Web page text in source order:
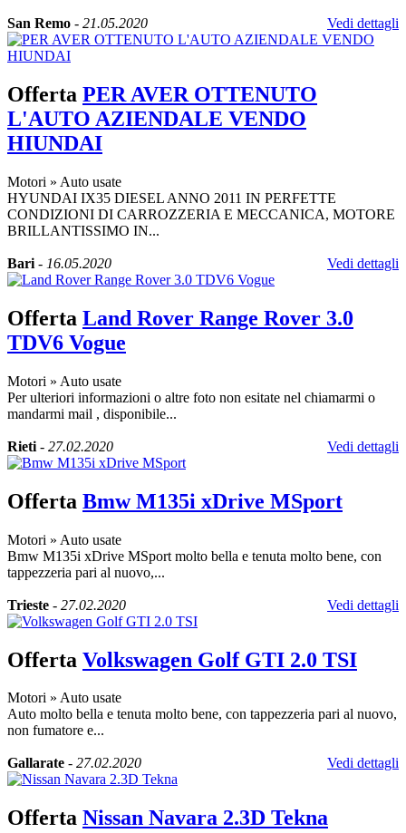
San Remo - 21.05.2020 Vedi dettagli
Offerta PER AVER OTTENUTO
L'AUTO AZIENDALE VENDO
HIUNDAI
Motori » Auto usate
HYUNDAI IX35 DIESEL ANNO 2011 IN PERFETTE
CONDIZIONI DI CARROZZERIA E MECCANICA, MOTORE
BRILLANTISSIMO IN...
Bari - 16.05.2020 Vedi dettagli
Offerta Land Rover Range Rover 3.0
TDV6 Vogue
Motori » Auto usate
Per ulteriori informazioni o altre foto non esitate nel chiamarmi o
mandarmi mail , disponibile...
Rieti - 27.02.2020 Vedi dettagli
Offerta Bmw M135i xDrive MSport
Motori » Auto usate
Bmw M135i xDrive MSport molto bella e tenuta molto bene, con
tappezzeria pari al nuovo,...
Trieste - 27.02.2020 Vedi dettagli
Offerta Volkswagen Golf GTI 2.0 TSI
Motori » Auto usate
Auto molto bella e tenuta molto bene, con tappezzeria pari al nuovo,
non fumatore e...
Gallarate - 27.02.2020 Vedi dettagli
Offerta Nissan Navara 2.3D Tekna